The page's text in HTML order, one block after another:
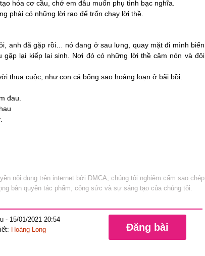
hóa cơ cầu, chớ em đâu muốn phụ tình bạc nghĩa.
phải có những lời rao để trốn chạy lời thề.
anh đã gặp rồi… nó đang ở sau lưng, quay mặt đi mình biến
gặp lại kiếp lai sinh. Nơi đó có những lời thề câm nón và đôi
thua cuộc, như con cá bống sao hoảng loạn ở bãi bồi.
đau.
nội dung trên internet bởi DMCA, chúng tôi nghiêm cấm sao chép
bản quyền tác phẩm, công sức và sự sáng tạo của chúng tôi.
- 15/01/2021 20:54
Hoàng Long Đăng bài